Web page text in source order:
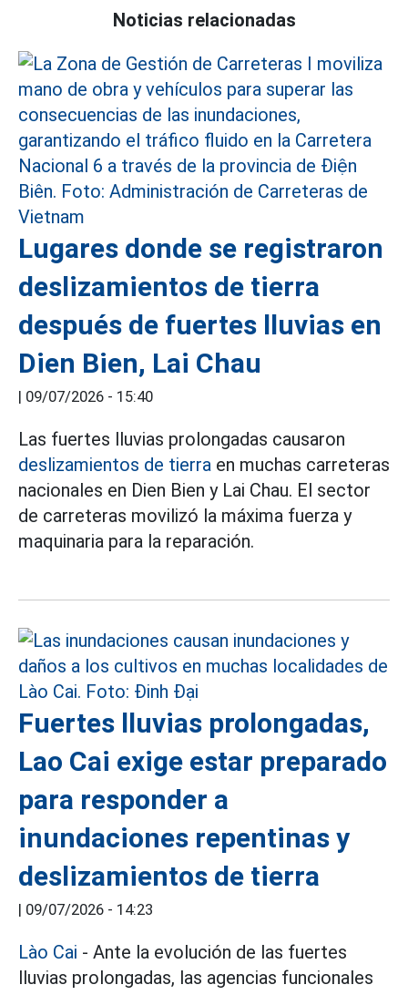
Noticias relacionadas
Lugares donde se registraron
deslizamientos de tierra
después de fuertes lluvias en
Dien Bien, Lai Chau
09/07/2026 - 15:40
Las fuertes lluvias prolongadas causaron
deslizamientos de tierra en muchas carreteras
nacionales en Dien Bien y Lai Chau. El sector
de carreteras movilizó la máxima fuerza y
maquinaria para la reparación.
Fuertes lluvias prolongadas,
Lao Cai exige estar preparado
para responder a
inundaciones repentinas y
deslizamientos de tierra
09/07/2026 - 14:23
Lào Cai - Ante la evolución de las fuertes
lluvias prolongadas, las agencias funcionales